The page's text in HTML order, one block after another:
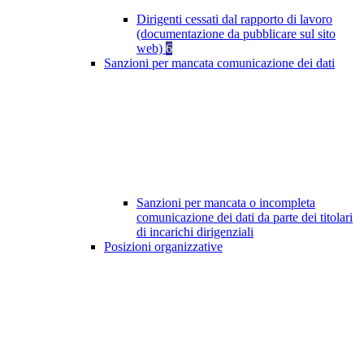
Dirigenti cessati dal rapporto di lavoro
(documentazione da pubblicare sul sito
web) 6
Sanzioni per mancata comunicazione dei dati
Sanzioni per mancata o incompleta
comunicazione dei dati da parte dei titolari
di incarichi dirigenziali
Posizioni organizzative